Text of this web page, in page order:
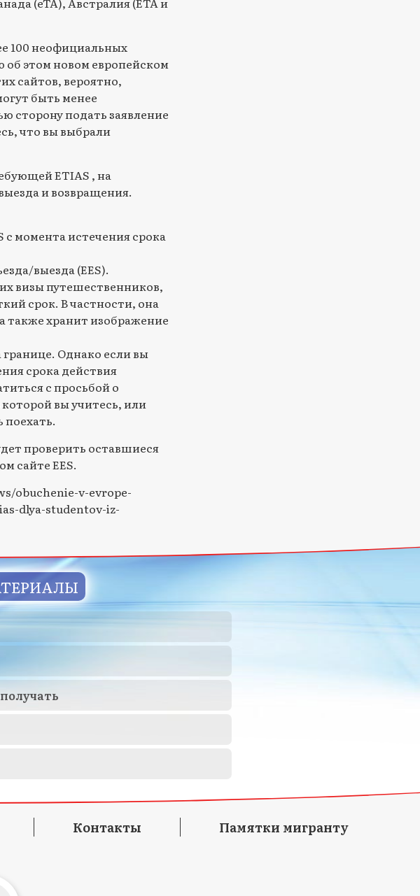
100 неофициальных
этом новом европейском
сайтов, вероятно,
быть менее
сторону подать заявление
что вы выбрали
ETIAS , на
и возвращения.
момента истечения срока
выезда (EES).
визы путешественников,
срок. В частности, она
также хранит изображение
границе. Однако если вы
срока действия
с просьбой о
которой вы учитесь, или
поехать.
проверить оставшиеся
сайте EES.
obuchenie-v-evrope-
dlya-studentov-iz-
Контакты Памятки мигранту